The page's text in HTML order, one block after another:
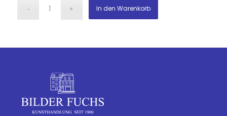
In den Warenkorb